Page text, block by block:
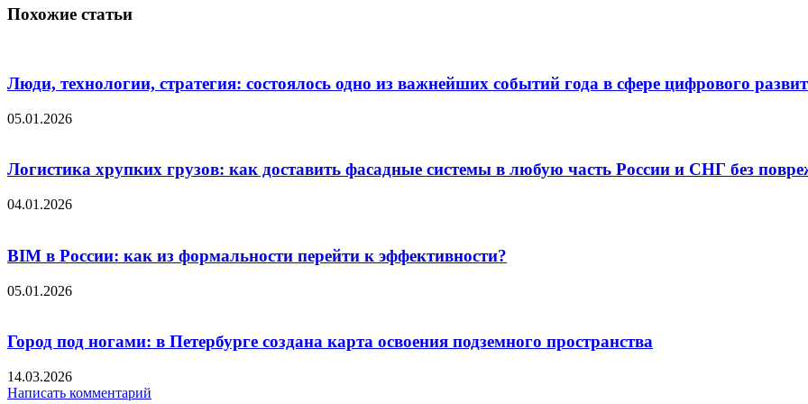
Похожие статьи
Люди, технологии, стратегия: состоялось одно из важнейших событий года в сфере цифрового
05.01.2026
Логистика хрупких грузов: как доставить фасадные системы в любую часть России и СНГ без
04.01.2026
BIM в России: как из формальности перейти к эффективности?
05.01.2026
Город под ногами: в Петербурге создана карта освоения подземного пространства
14.03.2026
Написать комментарий